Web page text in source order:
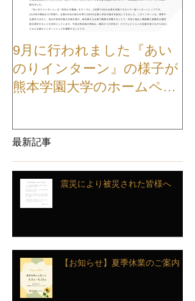
9月に行われました『あい
のりインターン』の様子が
熊本学園大学のホームペー
最新記事
震災により被災された皆様へ
【お知らせ】夏季休業のご案内